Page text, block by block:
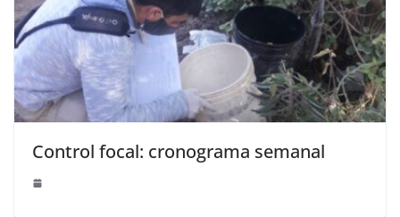
Control focal: cronograma semanal